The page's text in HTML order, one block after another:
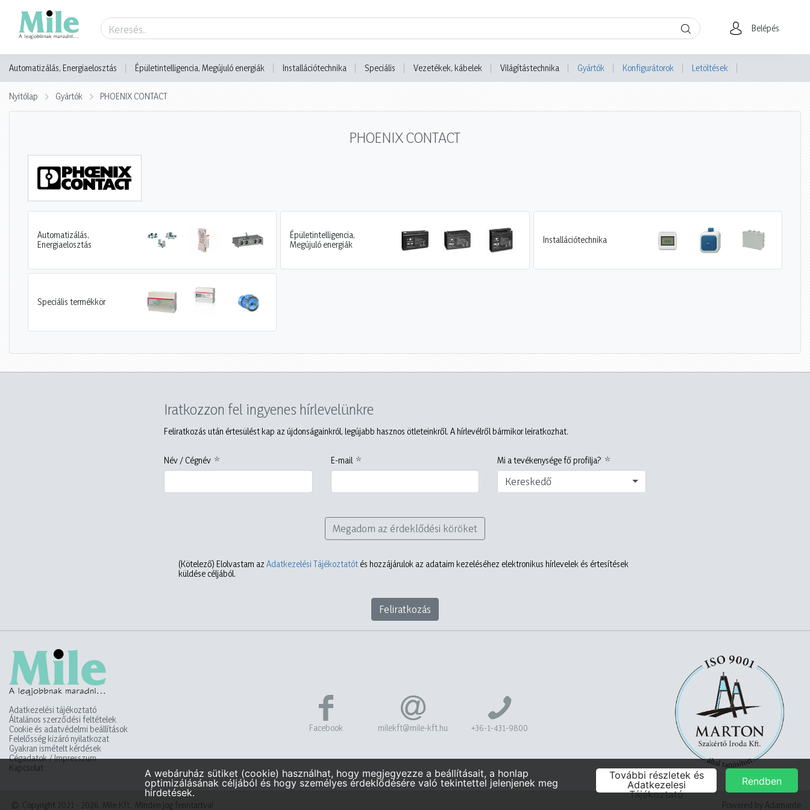
Belépés
Automatizálás, Energiaelosztás Épületintelligencia, Megújuló energiák Installációtechnika Speciális Vezetékek, kábelek Világítástechnika Gyártók Konfigurátorok Letöltések
Nyitólap Gyártók PHOENIX CONTACT
PHOENIX CONTACT
Automatizálás,
Energiaelosztás
Épületintelligencia,
Megújuló energiák
Installációtechnika
Speciális termékkör
Iratkozzon fel ingyenes hírlevelünkre
Feliratkozás után értesülést kap az újdonságainkról, legújabb hasznos ötleteinkről. A hírlevélről bármikor leiratkozhat.
Név / Cégnév E-mail Mi a tevékenysége fő profilja?
Kereskedő
Megadom az érdeklődési köröket
(Kötelező) Elolvastam az Adatkezelési Tájékoztatót és hozzájárulok az adataim kezeléséhez elektronikus hírlevelek és értesítések
küldése céljából.
Feliratkozás
Adatkezelési tájékoztató
Általános szerződési feltételek
Cookie és adatvédelmi beállítások
Felelősség kizáró nyilatkozat
Gyakran ismételt kérdések
Cégadatok / Impresszum
Kapcsolat
Facebook milekft@mile-kft.hu +36-1-431-9800
Copyright 2021 - 2026. Mile Kft. Minden jog fenntartva! Powered by Adamante